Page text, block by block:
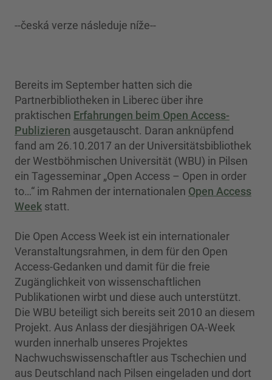
--česká verze následuje níže--
Bereits im September hatten sich die
Partnerbibliotheken in Liberec über ihre
praktischen Erfahrungen beim Open Access-
Publizieren ausgetauscht. Daran anknüpfend
fand am 26.10.2017 an der Universitätsbibliothek
der Westböhmischen Universität (WBU) in Pilsen
ein Tagesseminar „Open Access – Open in order
to…“ im Rahmen der internationalen Open Access
Week statt.
Die Open Access Week ist ein internationaler
Veranstaltungsrahmen, in dem für den Open
Access-Gedanken und damit für die freie
Zugänglichkeit von wissenschaftlichen
Publikationen wirbt und diese auch unterstützt.
Die WBU beteiligt sich bereits seit 2010 an diesem
Projekt. Aus Anlass der diesjährigen OA-Week
wurden innerhalb unseres Projektes
Nachwuchswissenschaftler aus Tschechien und
aus Deutschland nach Pilsen eingeladen und dort